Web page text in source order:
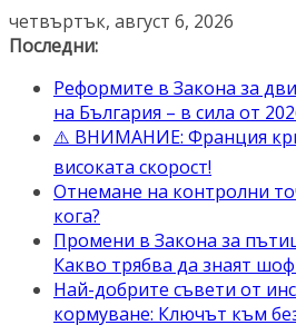
Skip
to
четвъртък, август 6, 2026
Последни:
Реформите в Закона за
на България – в сила от
⚠️ ВНИМАНИЕ: Франция
високата скорост!
Отнемане на контролни
кога?
Промени в Закона за
Какво трябва да знаят
Най-добрите съвети от
кормуване: Ключът към